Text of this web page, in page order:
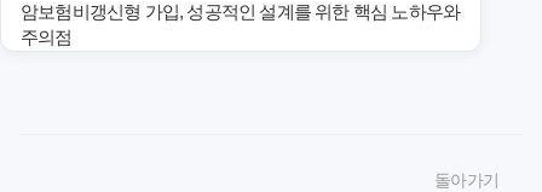
암보험비갱신형 가입, 성공적인 설계를 위한 핵심 노하우와
주의점
돌아가기